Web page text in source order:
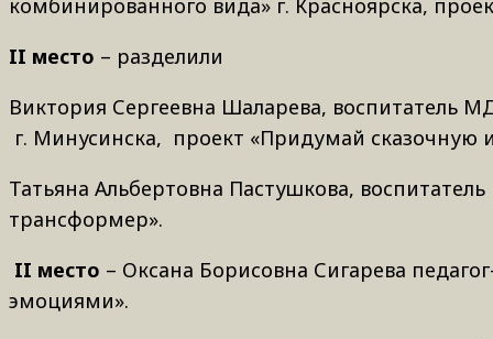
комбинированного вида» г. Красноярска,
II место – разделили
Виктория Сергеевна Шаларева, воспитатель
г. Минусинска, проект «Придумай
Татьяна Альбертовна Пастушкова,
трансформер».
II место – Оксана Борисовна Сигарева
эмоциями».